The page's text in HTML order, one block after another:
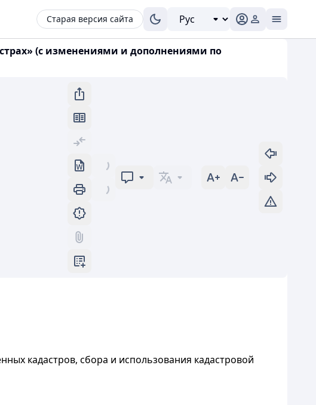
Старая версия сайта
(с изменениями и дополнениями по
кадастров, сбора и использования кадастровой